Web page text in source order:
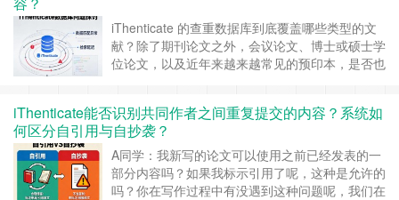
阅读 »
iThenticate 的查重数据库到底覆盖哪些类型的文
献？除了期刊论文之外，会议论文、博士或硕士学
位论文，以及近年来越来越常见的预印本，是否也
于期刊论文之间的比对，实际上这是一个较为常见
的误解，iThenticate 的……
iThenticate能否识别共同作者之间重复提交的内容？系统如
何区分自引用与自抄袭？
A同学：我新写的论文可以使用之前已经发表的一
部分内容吗？如果我标示引用了呢，这种是允许的
吗？你在写作过程中有没遇到这种问题呢，我们在